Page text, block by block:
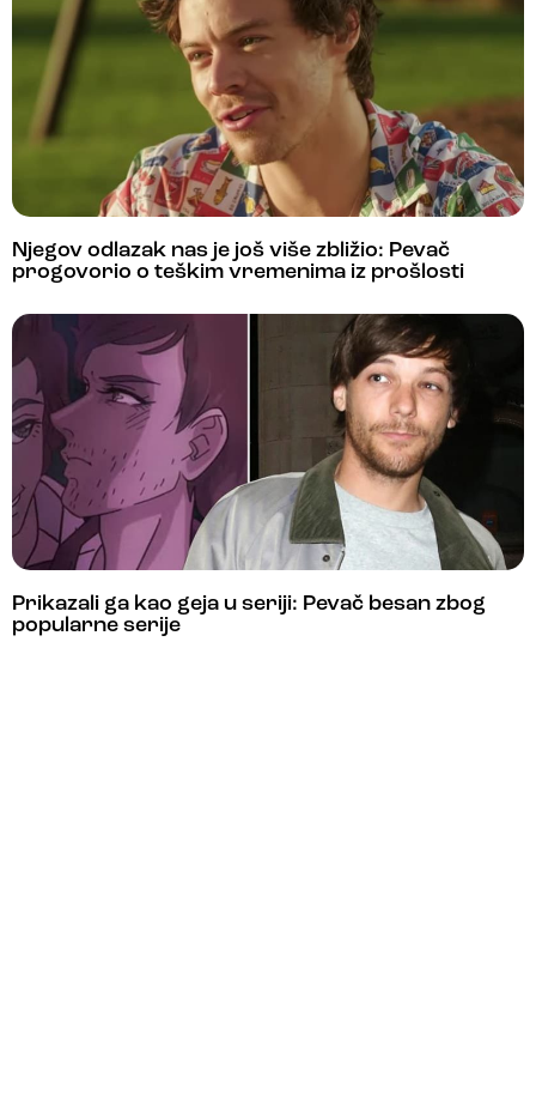
Njegov odlazak nas je još više zbližio: Pevač
progovorio o teškim vremenima iz prošlosti
Prikazali ga kao geja u seriji: Pevač besan zbog
popularne serije